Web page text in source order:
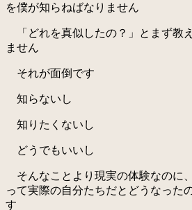
を僕が知らねばなりません
「どれを真似したの？」とまず教
ません
それが面倒です
知らないし
知りたくないし
どうでもいいし
そんなことより現実の体験なのに
って実際の自分たちだとどうなった
す